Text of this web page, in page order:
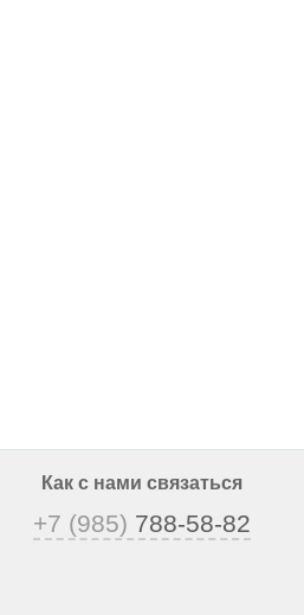
Как с нами связаться
+7 (985) 788-58-82